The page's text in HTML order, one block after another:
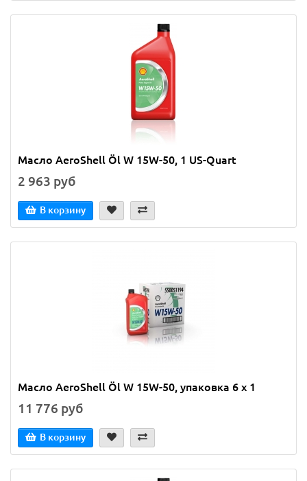
Масло AeroShell Öl W 15W-50, 1 US-Quart
2 963 руб
В корзину
Масло AeroShell Öl W 15W-50, упаковка 6 x 1
11 776 руб
В корзину